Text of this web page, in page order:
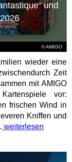
© AMIGO
und
wieder eine
Zeit
mit AMIGO
vor:
frischen Wind in
Kniffen und
weiterlesen